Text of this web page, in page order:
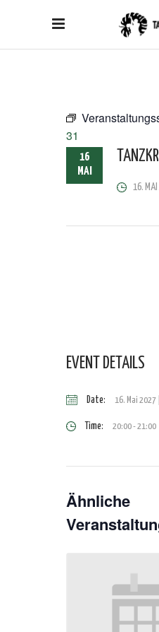
31
16
MAI
16.
EVENT DETAILS
Date: 16. Mai 2027
Time: 20:00 - 21:00
Ähnliche